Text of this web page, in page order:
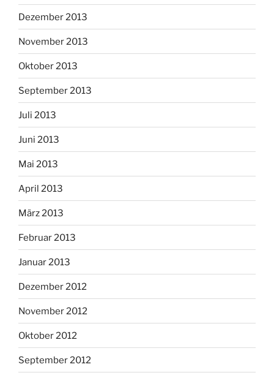
Dezember 2013
November 2013
Oktober 2013
September 2013
Juli 2013
Juni 2013
Mai 2013
April 2013
März 2013
Februar 2013
Januar 2013
Dezember 2012
November 2012
Oktober 2012
September 2012